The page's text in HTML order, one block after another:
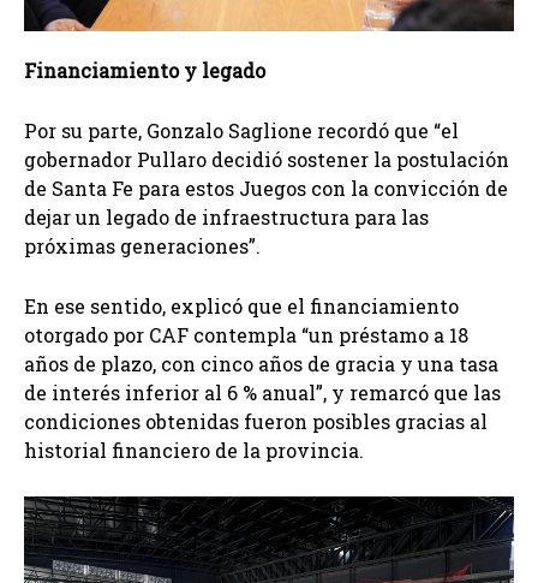
Financiamiento y legado
Por su parte, Gonzalo Saglione recordó que “el
gobernador Pullaro decidió sostener la postulación
de Santa Fe para estos Juegos con la convicción de
dejar un legado de infraestructura para las
próximas generaciones”.
En ese sentido, explicó que el financiamiento
otorgado por CAF contempla “un préstamo a 18
años de plazo, con cinco años de gracia y una tasa
de interés inferior al 6 % anual”, y remarcó que las
condiciones obtenidas fueron posibles gracias al
historial financiero de la provincia.